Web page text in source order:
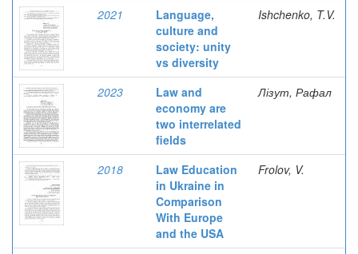
2021
Language,
culture and
society: unity
vs diversity
Ishchenko, T.V.
2023
Law and
economy are
two interrelated
fields
Лізут, Рафал
2018
Law Education
in Ukraine in
Comparison
With Europe
and the USA
Frolov, V.